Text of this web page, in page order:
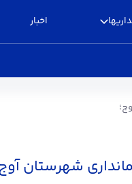
اخبار
شهرستان